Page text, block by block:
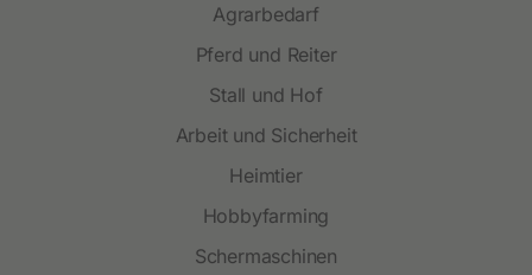
Agrarbedarf
Pferd und Reiter
Stall und Hof
Arbeit und Sicherheit
Heimtier
Hobbyfarming
Schermaschinen